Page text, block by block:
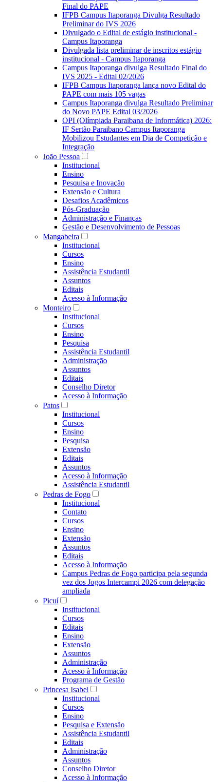
Final do PAPE
IFPB Campus Itaporanga Divulga Resultado
Preliminar do IVS 2026
Divulgado o Edital de estágio institucional -
Campus Itaporanga
Divulgada lista preliminar de inscritos estágio
institucional - Campus Itaporanga
Campus Itaporanga divulga Resultado Final do
IVS 2025 - Edital 02/2026
IFPB Campus Itaporanga lança novo Edital do
PAPE com mais 105 vagas
Campus Itaporanga divulga Resultado Preliminar
do Novo PAPE Edital 03/2026
OPI (Olímpiada Paraibana de Informática) 2026:
IF Sertão Paraibano Campus Itaporanga
Mobilizou Estudantes em Dia de Competição e
Integração
João Pessoa
Institucional
Ensino
Pesquisa e Inovação
Extensão e Cultura
Desafios Acadêmicos
Pós-Graduação
Administração e Finanças
Gestão e Desenvolvimento de Pessoas
Mangabeira
Institucional
Cursos
Ensino
Assistência Estudantil
Assuntos
Editais
Acesso à Informação
Monteiro
Institucional
Cursos
Ensino
Pesquisa
Assistência Estudantil
Administração
Assuntos
Editais
Conselho Diretor
Acesso à Informação
Patos
Institucional
Cursos
Ensino
Pesquisa
Extensão
Editais
Assuntos
Acesso à Informação
Assistência Estudantil
Pedras de Fogo
Institucional
Contato
Cursos
Ensino
Extensão
Assuntos
Editais
Acesso à Informação
Campus Pedras de Fogo participa pela segunda
vez dos Jogos Intercampi 2026 com delegação
ampliada
Picuí
Institucional
Cursos
Editais
Ensino
Extensão
Assuntos
Administração
Acesso à Informação
Programa de Gestão
Princesa Isabel
Institucional
Cursos
Ensino
Pesquisa e Extensão
Assistência Estudantil
Editais
Administração
Assuntos
Conselho Diretor
Acesso à Informação